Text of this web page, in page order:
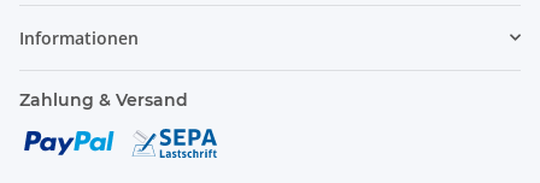
Informationen
Zahlung & Versand